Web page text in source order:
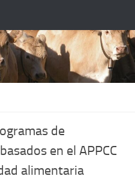
de
en el APPCC
alimentaria